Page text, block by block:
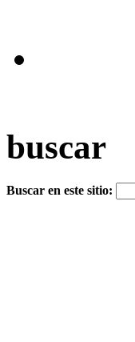
buscar
Buscar en este sitio: